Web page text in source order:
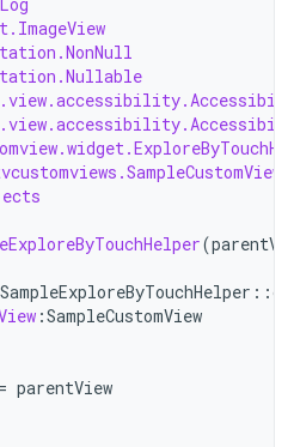
(
SampleExploreByTouchHelper ::
:SampleCustomView
= parentView